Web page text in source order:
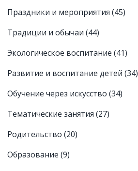
Праздники и мероприятия (45)
Традиции и обычаи (44)
Экологическое воспитание (41)
Развитие и воспитание детей (34)
Обучение через искусство (34)
Тематические занятия (27)
Родительство (20)
Образование (9)